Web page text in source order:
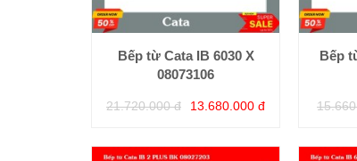
Bếp từ Cata IB 6030 X
08073106
21.720.000 đ 13.680.000 đ
Bếp